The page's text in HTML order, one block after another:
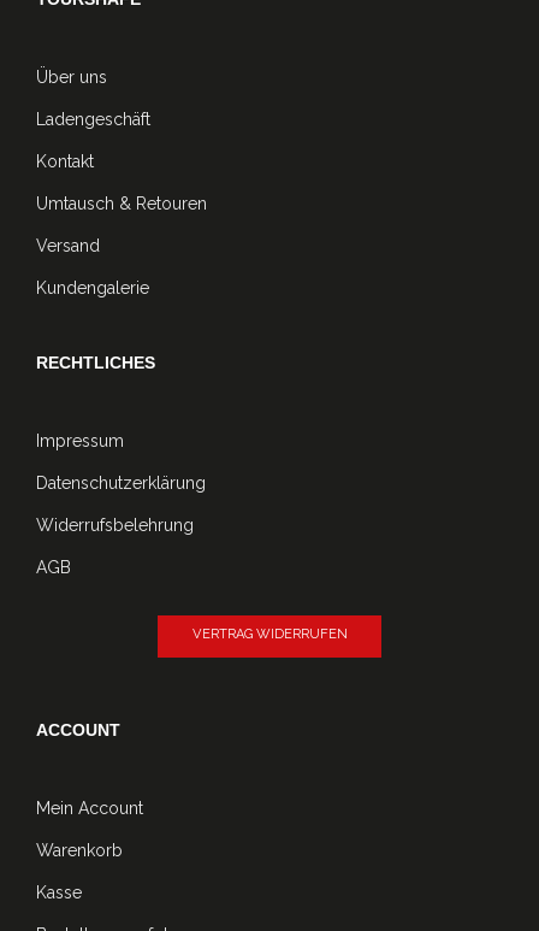
Über uns
Ladengeschäft
Kontakt
Umtausch & Retouren
Versand
Kundengalerie
RECHTLICHES
Impressum
Datenschutzerklärung
Widerrufsbelehrung
AGB
VERTRAG WIDERRUFEN
ACCOUNT
Mein Account
Warenkorb
Kasse